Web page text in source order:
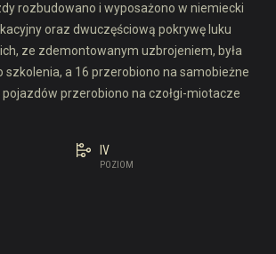
rozbudowano i wyposażono w niemiecki
oraz dwuczęściową pokrywę luku
ze zdemontowanym uzbrojeniem, była
a 16 przerobiono na samobieżne
pojazdów przerobiono na czołgi-miotacze
POZIOM
IV